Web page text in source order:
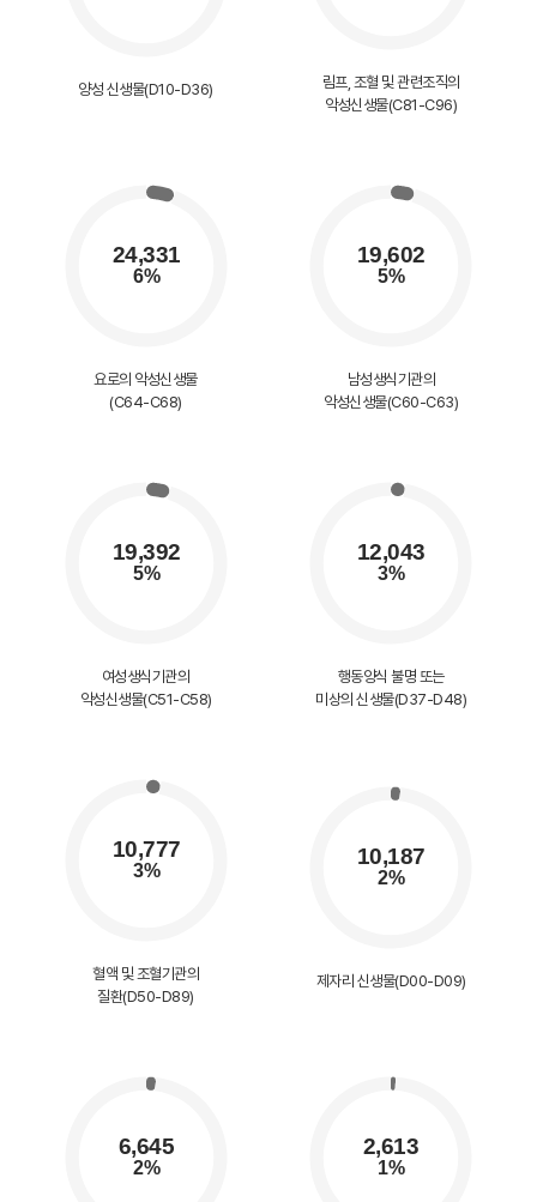
양성 신생물(D10-D36)
림프, 조혈 및 관련조직의
악성신생물(C81-C96)
요로의 악성신생물
(C64-C68)
남성생식기관의
악성신생물(C60-C63)
여성생식기관의
악성신생물(C51-C58)
행동양식 불명 또는
미상의 신생물(D37-D48)
혈액 및 조혈기관의
질환(D50-D89)
제자리 신생물(D00-D09)